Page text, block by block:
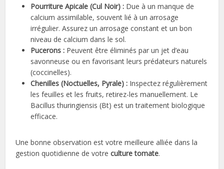
Pourriture Apicale (Cul Noir) : Due à un manque de
calcium assimilable, souvent lié à un arrosage
irrégulier. Assurez un arrosage constant et un bon
niveau de calcium dans le sol.
Pucerons : Peuvent être éliminés par un jet d’eau
savonneuse ou en favorisant leurs prédateurs naturels
(coccinelles).
Chenilles (Noctuelles, Pyrale) : Inspectez régulièrement
les feuilles et les fruits, retirez-les manuellement. Le
Bacillus thuringiensis (Bt) est un traitement biologique
efficace.
Une bonne observation est votre meilleure alliée dans la
gestion quotidienne de votreculture tomate.